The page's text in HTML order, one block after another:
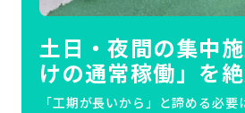
土日・夜間の集中
けの通常稼働」を絶
「工期が長いから」と諦める必